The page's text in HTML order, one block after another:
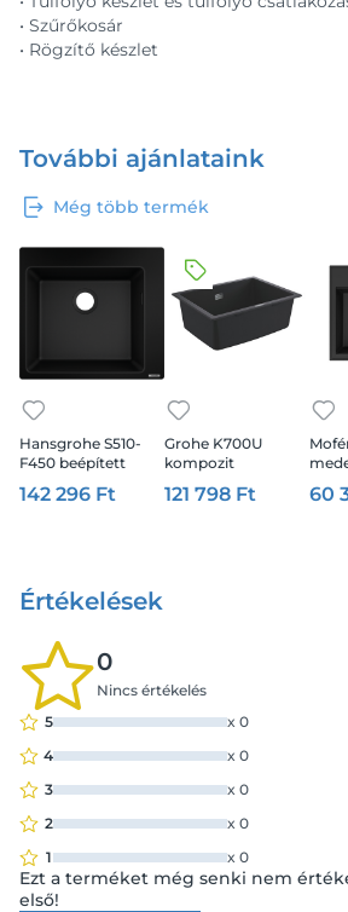
• Szűrőkosár
• Rögzítő készlet
További ajánlataink
Még több termék
Hansgrohe S510-
F450 beépített
mosogató 450,
grafitfekete
142 296 Ft
Grohe K700U
kompozit
mosogatótálca 59,4
× 44,2 cm, gránit
121 798 Ft 60
Értékelések
0
Nincs értékelés
5
x 0
4
x 0
3
x 0
2
x 0
1
x 0
Ezt a terméket még senki nem
első!